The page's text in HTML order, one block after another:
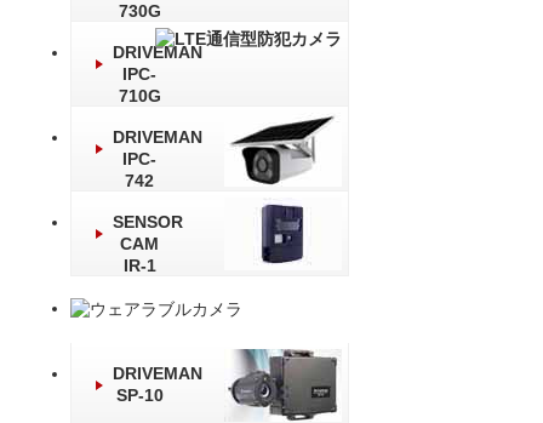
730G
DRIVEMAN
IPC-
710G
DRIVEMAN
IPC-
742
SENSOR
CAM
IR-1
DRIVEMAN
SP-10